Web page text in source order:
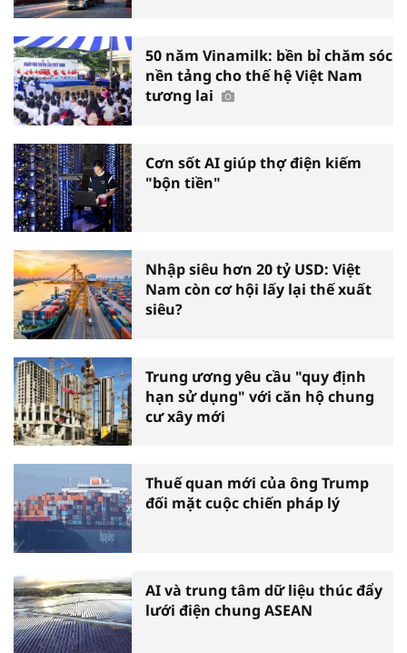
50 năm Vinamilk: bền bỉ chăm sóc
nền tảng cho thế hệ Việt Nam
tương lai
Cơn sốt AI giúp thợ điện kiếm
"bộn tiền"
Nhập siêu hơn 20 tỷ USD: Việt
Nam còn cơ hội lấy lại thế xuất
siêu?
Trung ương yêu cầu "quy định
hạn sử dụng" với căn hộ chung
cư xây mới
Thuế quan mới của ông Trump
đối mặt cuộc chiến pháp lý
AI và trung tâm dữ liệu thúc đẩy
lưới điện chung ASEAN